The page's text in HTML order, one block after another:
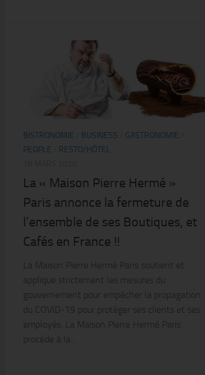
BISTRONOMIE BUSINESS GASTRONOMIE
PEOPLE
RESTO/HÔTEL
La « Maison Pierre Hermé »
Paris annonce la fermeture de
l’ensemble de ses Boutiques, et
Cafés en France !!
La Maison Pierre Hermé Paris soutient et
applique strictement les mesures du
gouvernement pour empêcher la propagation
du COVID-19 pour protéger ses clients et ses
employés. La Maison Pierre Hermé Paris
procède à la...